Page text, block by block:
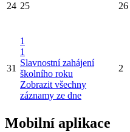
24 25 26
31
1
1
Slavnostní zahájení
školního roku
Zobrazit všechny
záznamy ze dne
2
Mobilní aplikace